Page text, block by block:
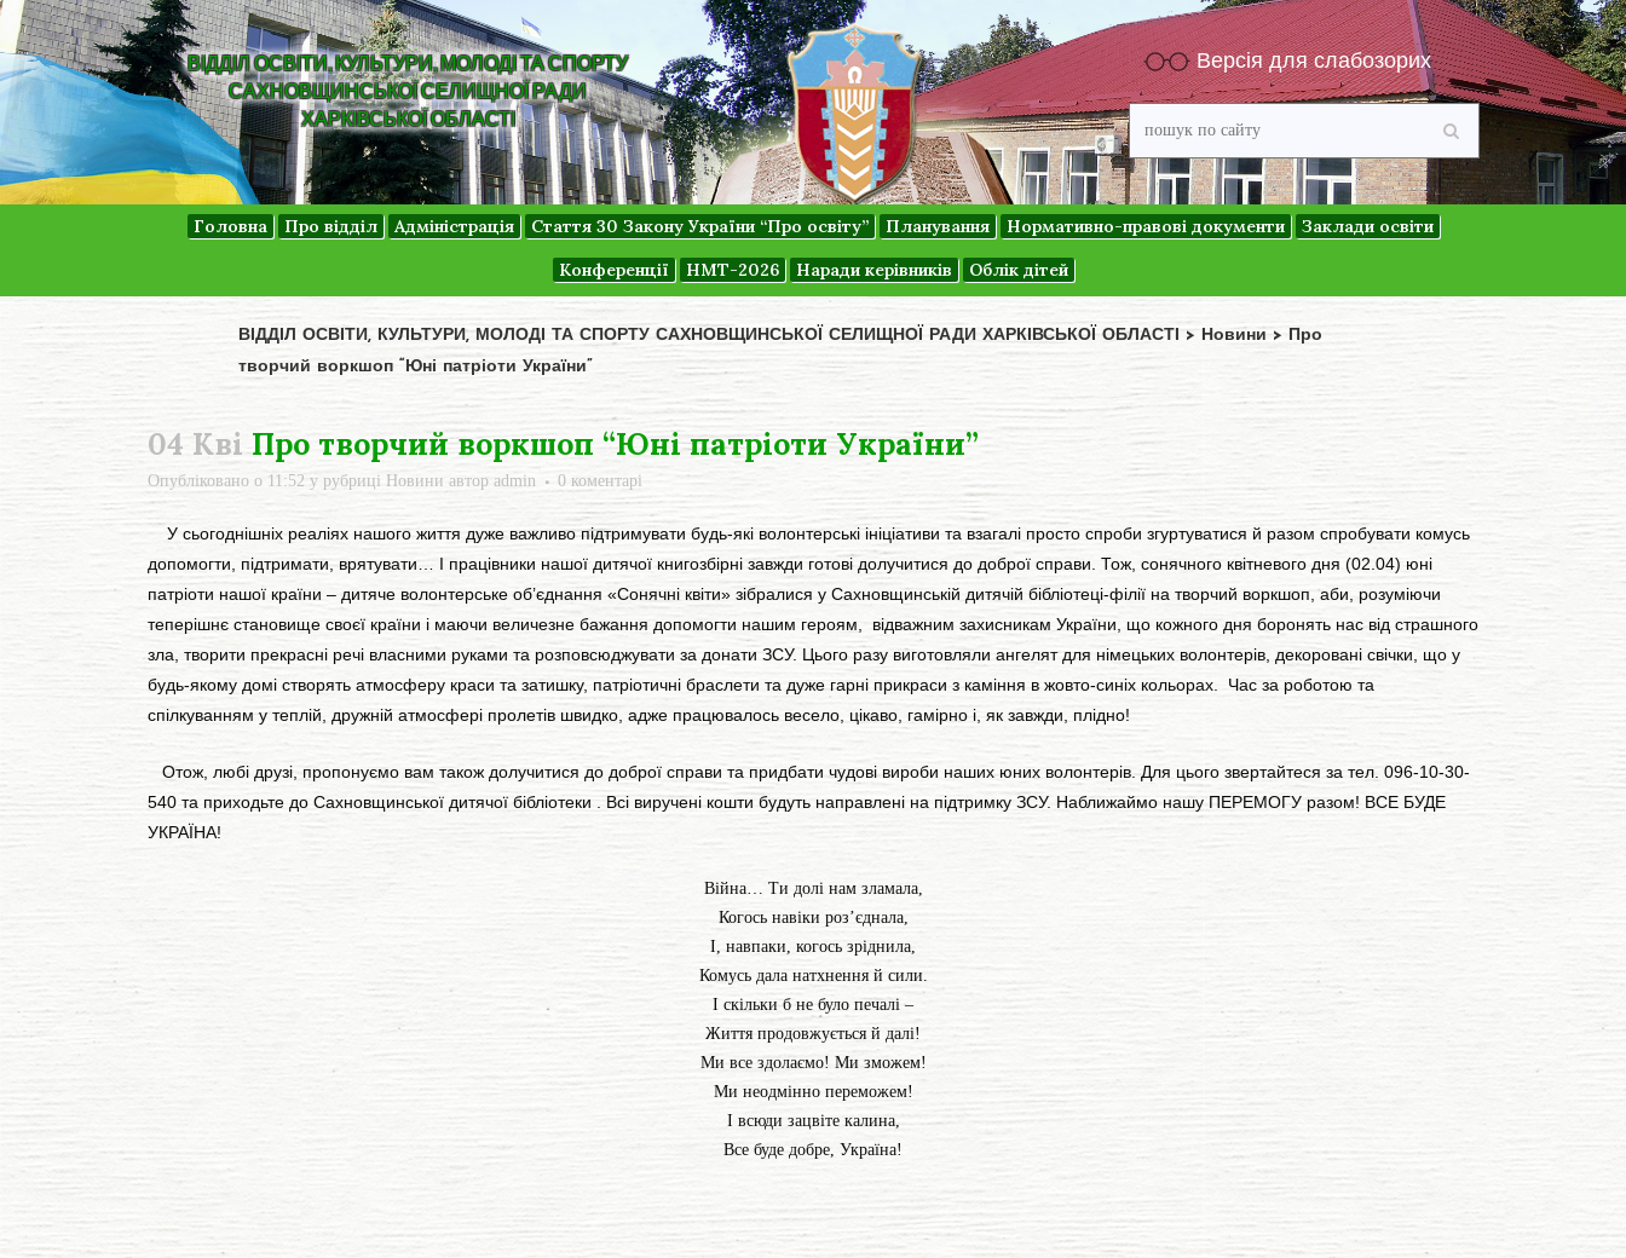
ВІДДІЛ ОСВІТИ, КУЛЬТУРИ, МОЛОДІ ТА СПОРТУ
САХНОВЩИНСЬКОЇ СЕЛИЩНОЇ РАДИ
ХАРКІВСЬКОЇ ОБЛАСТІ
Версія для слабозорих
Головна Про відділ Адміністрація Стаття 30 Закону України “Про освіту” Планування Нормативно-правові документи
Заклади освіти
Конференції
НМТ-2026 Наради керівників Облік дітей
ВІДДІЛ ОСВІТИ, КУЛЬТУРИ, МОЛОДІ ТА СПОРТУ САХНОВЩИНСЬКОЇ СЕЛИЩНОЇ РАДИ ХАРКІВСЬКОЇ ОБЛАСТІ > Новини> Про
творчий воркшоп “Юні патріоти України”
04 КвіПро творчий воркшоп “Юні патріоти України”
Опубліковано о 11:52 у рубриці Новини автор admin 0 коментарі
У сьогоднішніх реаліях нашого життя дуже важливо підтримувати будь-які волонтерські ініціативи та взагалі просто спроби згуртуватися й разом спробувати комусь
допомогти, підтримати, врятувати… І працівники нашої дитячої книгозбірні завжди готові долучитися до доброї справи. Тож, сонячного квітневого дня (02.04) юні
патріоти нашої країни – дитяче волонтерське об’єднання «Сонячні квіти» зібралися у Сахновщинській дитячій бібліотеці-філії на творчий воркшоп, аби, розуміючи
теперішнє становище своєї країни і маючи величезне бажання допомогти нашим героям, відважним захисникам України, що кожного дня боронять нас від страшного
зла, творити прекрасні речі власними руками та розповсюджувати за донати ЗСУ. Цього разу виготовляли ангелят для німецьких волонтерів, декоровані свічки, що у
будь-якому домі створять атмосферу краси та затишку, патріотичні браслети та дуже гарні прикраси з каміння в жовто-синіх кольорах. Час за роботою та
спілкуванням у теплій, дружній атмосфері пролетів швидко, адже працювалось весело, цікаво, гамірно і, як завжди, плідно!
Отож, любі друзі, пропонуємо вам також долучитися до доброї справи та придбати чудові вироби наших юних волонтерів. Для цього звертайтеся за тел. 096-10-30-
540 та приходьте до Сахновщинської дитячої бібліотеки . Всі виручені кошти будуть направлені на підтримку ЗСУ. Наближаймо нашу ПЕРЕМОГУ разом! ВСЕ БУДЕ
УКРАЇНА!
Війна… Ти долі нам зламала,
Когось навіки роз’єднала,
І, навпаки, когось зріднила,
Комусь дала натхнення й сили.
І скільки б не було печалі –
Життя продовжується й далі!
Ми все здолаємо! Ми зможем!
Ми неодмінно переможем!
І всюди зацвіте калина,
Все буде добре, Україна!